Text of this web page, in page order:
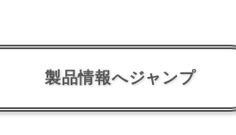
製品情報へジャンプ